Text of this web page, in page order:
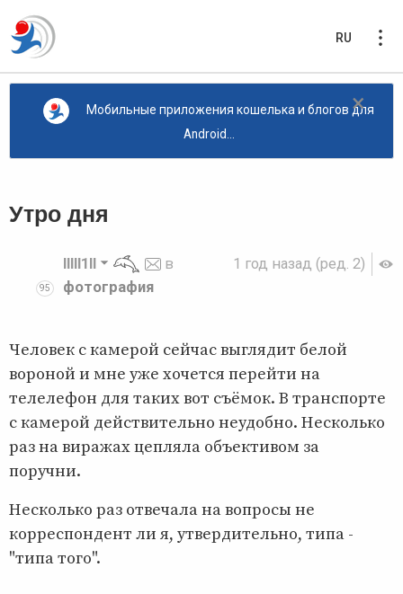
RU
×
Мобильные приложения кошелька и блогов для
Android...
Утро дня
1 год назад (ред. 2)
95
lllll1ll
в
фотография
Человек с камерой сейчас выглядит белой
вороной и мне уже хочется перейти на
телелефон для таких вот съёмок. В транспорте
с камерой действительно неудобно. Несколько
раз на виражах цепляла объективом за
поручни.
Несколько раз отвечала на вопросы не
корреспондент ли я, утвердительно, типа -
"типа того".